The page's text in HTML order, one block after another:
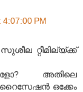
PM
റ്റീമില്യ്ക്ക്
അതിലെ
ഒക്കേം